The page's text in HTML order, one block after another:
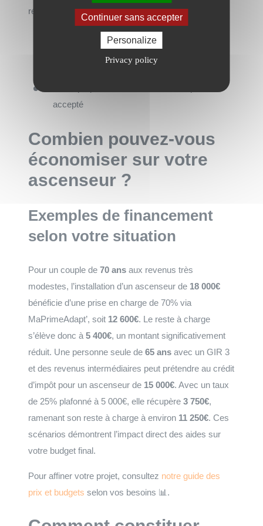
Continuer sans accepter
Personalize
Privacy policy
réellement occupés.
Plafonds de revenus différenciés selon le
accepté
Combien pouvez-vous
économiser sur votre
ascenseur ?
Exemples de financement
selon votre situation
Pour un couple de 70 ans aux revenus très
modestes, l’installation d’un ascenseur de 18 000€
bénéficie d’une prise en charge de 70% via
MaPrimeAdapt’, soit 12 600€. Le reste à charge
s’élève donc à 5 400€, un montant significativement
réduit. Une personne seule de 65 ans avec un GIR 3
et des revenus intermédiaires peut prétendre au crédit
d’impôt pour un ascenseur de 15 000€. Avec un taux
de 25% plafonné à 5 000€, elle récupère 3 750€,
ramenant son reste à charge à environ 11 250€. Ces
scénarios démontrent l’impact direct des aides sur
votre budget final.
Pour affiner votre projet, consultez notre guide des
prix et budgets selon vos besoins 📊.